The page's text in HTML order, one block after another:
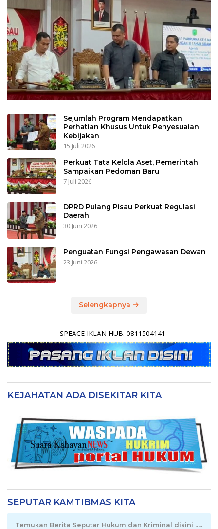
Sejumlah Program Mendapatkan
Perhatian Khusus Untuk Penyesuaian
Kebijakan
15 Juli 2026
Perkuat Tata Kelola Aset, Pemerintah
Sampaikan Pedoman Baru
7 Juli 2026
DPRD Pulang Pisau Perkuat Regulasi
Daerah
30 Juni 2026
Penguatan Fungsi Pengawasan Dewan
23 Juni 2026
Selengkapnya
SPEACE IKLAN HUB. 0811504141
KEJAHATAN ADA DISEKITAR KITA
SEPUTAR KAMTIBMAS KITA
Temukan Berita Seputar Hukum dan Kriminal disini .....